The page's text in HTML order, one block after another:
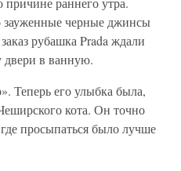
черные джинсы
рубашка Prada ждали
двери в ванную.
Теперь его улыбка была,
кота. Он точно
просыпаться было лучше